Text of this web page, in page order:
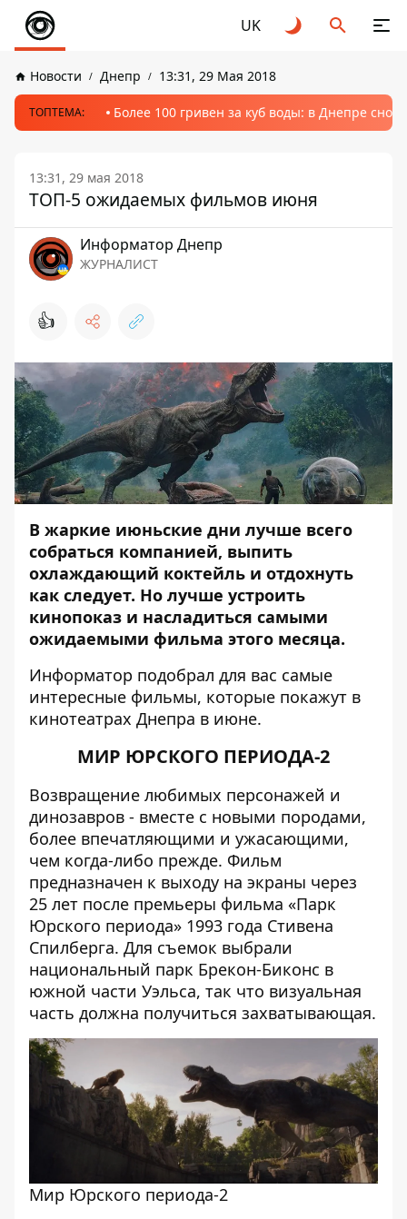
UK
Новости Днепр 13:31, 29 Мая 2018
ТОПТЕМА: Более 100 гривен за куб воды: в Днепре
13:31, 29 мая 2018
ТОП-5 ожидаемых фильмов июня
Информатор Днепр
ЖУРНАЛИСТ
👍
В жаркие июньские дни лучше всего
собраться компанией, выпить
охлаждающий коктейль и отдохнуть
как следует. Но лучше устроить
кинопоказ и насладиться самыми
ожидаемыми фильма этого месяца.
Информатор подобрал для вас самые
интересные фильмы, которые покажут в
кинотеатрах Днепра в июне.
МИР ЮРСКОГО ПЕРИОДА-2
Возвращение любимых персонажей и
динозавров - вместе с новыми породами,
более впечатляющими и ужасающими,
чем когда-либо прежде. Фильм
предназначен к выходу на экраны через
25 лет после премьеры фильма «Парк
Юрского периода» 1993 года Стивена
Спилберга. Для съемок выбрали
национальный парк Брекон-Биконс в
южной части Уэльса, так что визуальная
часть должна получиться захватывающая.
Мир Юрского периода-2